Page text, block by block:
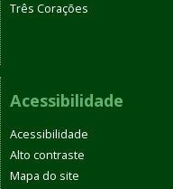
Três Corações
Acessibilidade
Acessibilidade
Alto contraste
Mapa do site